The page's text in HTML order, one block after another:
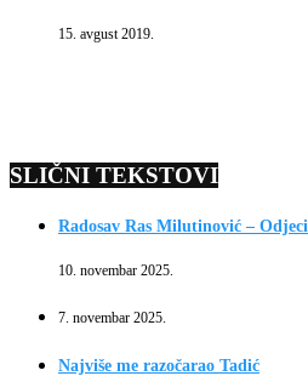
15. avgust 2019.
SLIČNI TEKSTOVI
Radosav Ras Milutinović – Odjeci
10. novembar 2025.
7. novembar 2025.
Najviše me razočarao Tadić